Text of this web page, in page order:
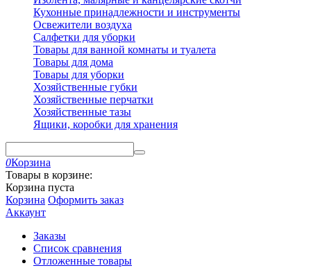
Кухонные принадлежности и инструменты
Освежители воздуха
Салфетки для уборки
Товары для ванной комнаты и туалета
Товары для дома
Товары для уборки
Хозяйственные губки
Хозяйственные перчатки
Хозяйственные тазы
Ящики, коробки для хранения
0Корзина
Товары в корзине:
Корзина пуста
Корзина Оформить заказ
Аккаунт
Заказы
Список сравнения
Отложенные товары